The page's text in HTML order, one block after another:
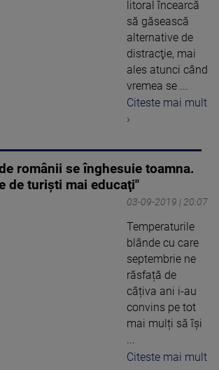
litoral încearcă
să găsească
alternative de
distracţie, mai
ales atunci când
vremea se ...
Citeste mai mult
›
românii se înghesuie toamna.
de turişti mai educaţi"
03-09-2019 | 20:07
Temperaturile
blânde cu care
septembrie ne
răsfață de
câțiva ani i-au
convins pe tot
mai mulți să își
...
Citeste mai mult